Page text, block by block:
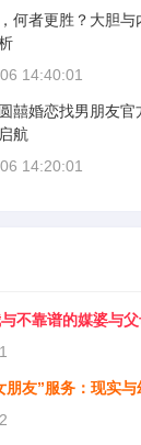
何者更胜？大胆与
14:40:01
囍婚恋找男朋友官
航
14:20:01
不靠谱的媒婆与父
朋友”服务：现实